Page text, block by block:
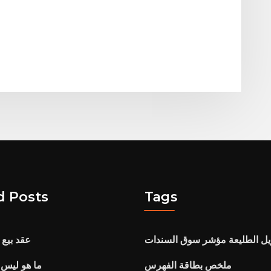
Posts
عقد
ما هو
Tags
الطليعة مؤشر سوق السندات
ملخص بطاقة الفهرس